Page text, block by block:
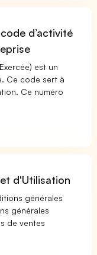
d’activité
est un
Ce code sert à
Ce numéro
d'Utilisation
générales
générales
de ventes